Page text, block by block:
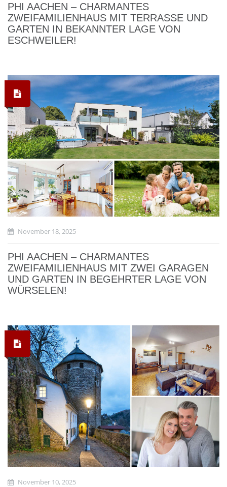
PHI AACHEN – CHARMANTES
ZWEIFAMILIENHAUS MIT TERRASSE UND
GARTEN IN BEKANNTER LAGE VON
ESCHWEILER!
November 18, 2025
PHI AACHEN – CHARMANTES
ZWEIFAMILIENHAUS MIT ZWEI GARAGEN
UND GARTEN IN BEGEHRTER LAGE VON
WÜRSELEN!
November 10, 2025